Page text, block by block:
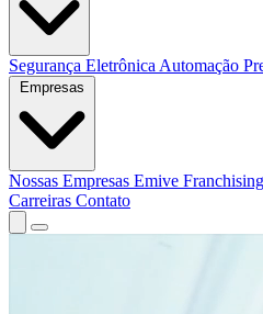
Segurança Eletrônica Automação
Empresas
Nossas Empresas Emive Franchising
Carreiras Contato